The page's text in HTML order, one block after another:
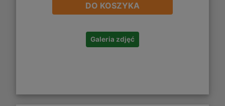
DO KOSZYKA
Galeria zdjęć